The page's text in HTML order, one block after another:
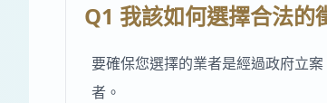
Q1 我該如何選擇合法的
要確保您選擇的業者是經過政府立
者。